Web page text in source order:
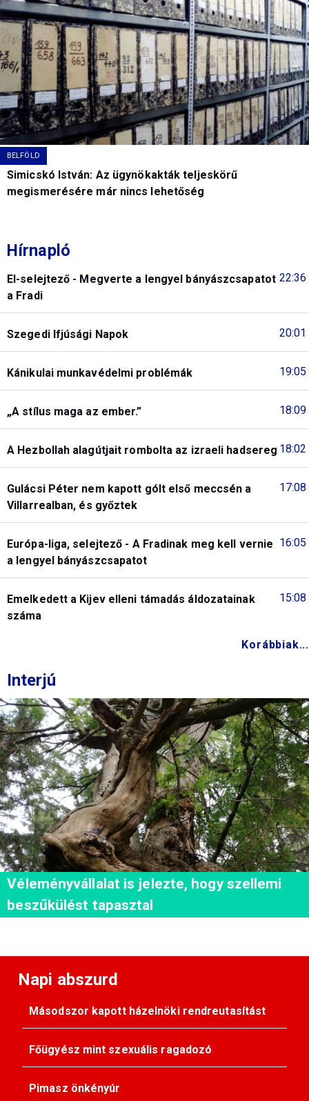
BELFÖLD
Simicskó István: Az ügynökakták teljeskörű
megismerésére már nincs lehetőség
Hírnapló
22:36
El-selejtező - Megverte a lengyel bányászcsapatot
a Fradi
20:01
Szegedi Ifjúsági Napok
19:05
Kánikulai munkavédelmi problémák
18:09
„A stílus maga az ember.”
18:02
A Hezbollah alagútjait rombolta az izraeli hadsereg
17:08
Gulácsi Péter nem kapott gólt első meccsén a
Villarrealban, és győztek
16:05
Európa-liga, selejtező - A Fradinak meg kell vernie
a lengyel bányászcsapatot
15:08
Emelkedett a Kijev elleni támadás áldozatainak
száma
Korábbiak...
Interjú
Véleményvállalat is jelezte, hogy szellemi
beszűkülést tapasztal
Napi abszurd
Másodszor kapott házelnöki rendreutasítást
Főügyész mint szexuális ragadozó
Pimasz önkényúr